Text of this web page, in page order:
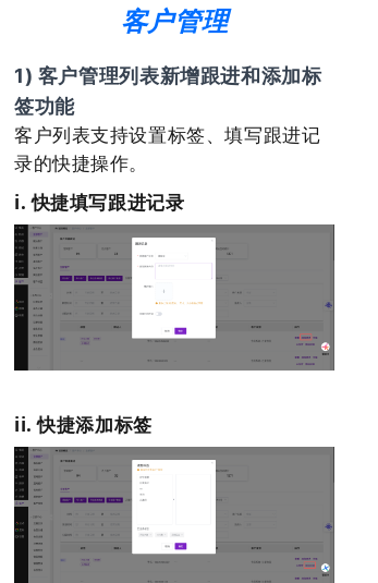
客户管理
1) 客户管理列表新增跟进和添加标
签功能
客户列表支持设置标签、填写跟进记
录的快捷操作。
i. 快捷填写跟进记录
ii. 快捷添加标签